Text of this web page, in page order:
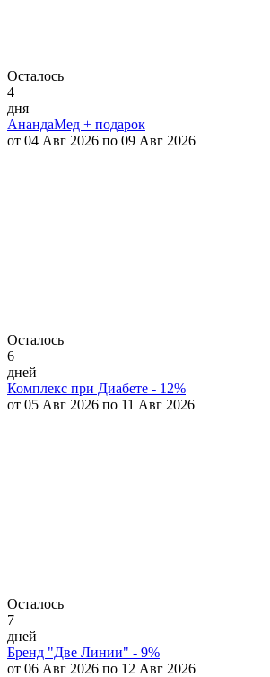
Осталось
4
дня
АнандаМед + подарок
от 04 Авг 2026 по 09 Авг 2026
Осталось
6
дней
Комплекс при Диабете - 12%
от 05 Авг 2026 по 11 Авг 2026
Осталось
7
дней
Бренд "Две Линии" - 9%
от 06 Авг 2026 по 12 Авг 2026